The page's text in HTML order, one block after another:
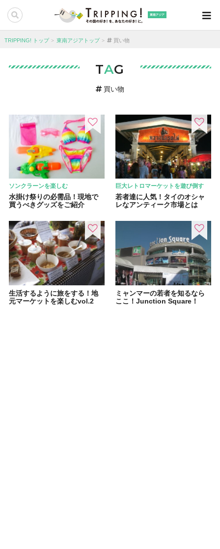
東南アジア
TRIPPING! トップ 東南アジアトップ 買い物
TAG
買い物
ソンクラーンを楽しむ
水掛け祭りの必需品！現地で
買うべきグッズをご紹介
巨大レトロマーケットを遊び倒す
若者達に人気！タイのオシャ
レなアンティーク市場とは
生活するように旅をする！地
元マーケットを楽しむvol.2
ミャンマーの若者を知るなら
ここ！Junction Square！